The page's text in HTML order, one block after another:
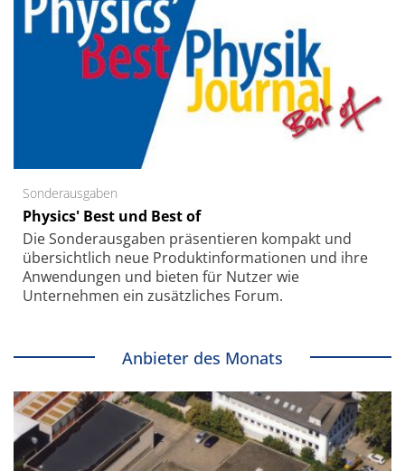
Sonderausgaben
Physics' Best und Best of
Die Sonder­ausgaben präsentieren kompakt und
übersichtlich neue Produkt­informationen und ihre
Anwendungen und bieten für Nutzer wie
Unternehmen ein zusätzliches Forum.
Anbieter des Monats